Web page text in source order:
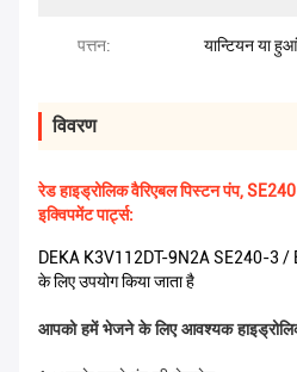
पत्तन: यान्टियन या
विवरण
रेड हाइड्रोलिक वैरिएबल पिस्टन पंप,
इक्विपमेंट पार्ट्स:
DEKA K3V112DT-9N2A SE240-3 /
के लिए उपयोग किया जाता है
आपको हमें भेजने के लिए आवश्यक